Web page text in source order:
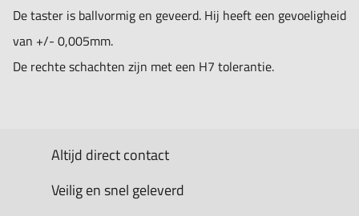
De taster is ballvormig en geveerd. Hij heeft een gevoeligheid
van +/- 0,005mm.
De rechte schachten zijn met een H7 tolerantie.
Altijd direct contact
Veilig en snel geleverd